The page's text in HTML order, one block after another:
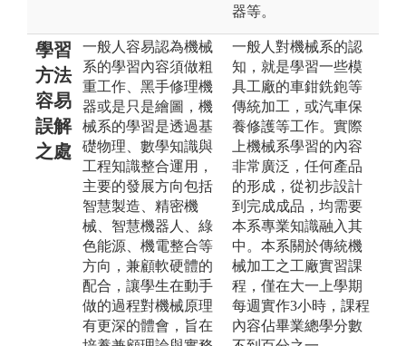
器等。
學習
方法
容易
誤解
之處
一般人容易認為機械
系的學習內容須做粗
重工作、黑手修理機
器或是只是繪圖，機
械系的學習是透過基
礎物理、數學知識與
工程知識整合運用，
主要的發展方向包括
智慧製造、精密機
械、智慧機器人、綠
色能源、機電整合等
方向，兼顧軟硬體的
配合，讓學生在動手
做的過程對機械原理
有更深的體會，旨在
一般人對機械系的認
知，就是學習一些模
具工廠的車鉗銑鉋等
傳統加工，或汽車保
養修護等工作。實際
上機械系學習的內容
非常廣泛，任何產品
的形成，從初步設計
到完成成品，均需要
本系專業知識融入其
中。本系關於傳統機
械加工之工廠實習課
程，僅在大一上學期
每週實作3小時，課程
內容佔畢業總學分數